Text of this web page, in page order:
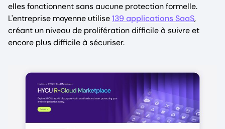
elles fonctionnent sans aucune protection formelle.
L'entreprise moyenne utilise139 applications SaaS,
créant un niveau de prolifération difficile à suivre et
encore plus difficile à sécuriser.